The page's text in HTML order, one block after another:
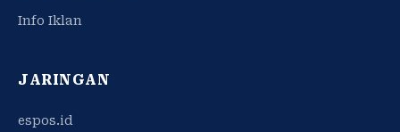
Info Iklan
JARINGAN
espos.id